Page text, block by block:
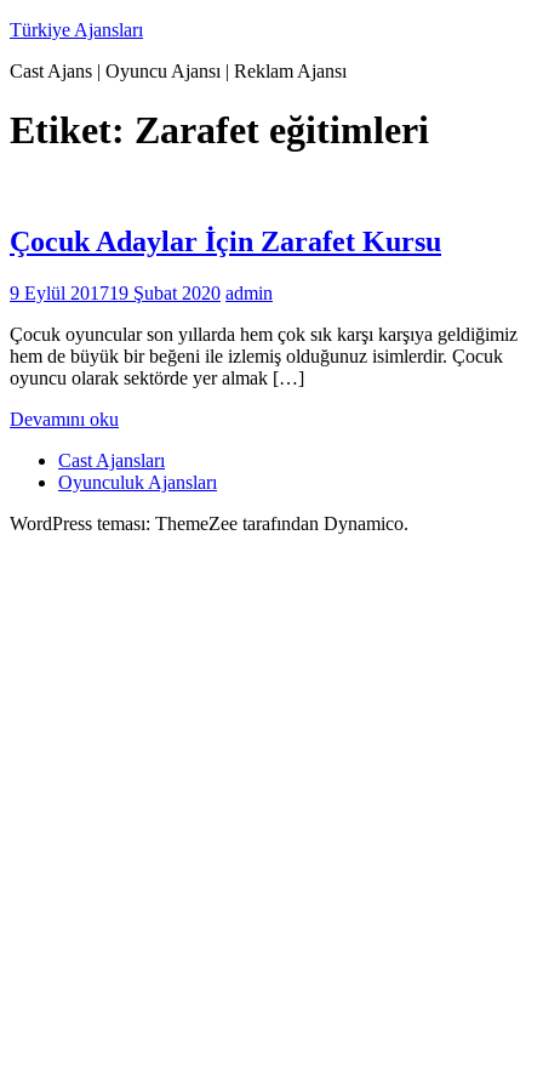
İçeriğe
Türkiye Ajansları
Cast Ajans | Oyuncu Ajansı | Reklam Ajansı
Etiket: Zarafet eğitimleri
Çocuk Adaylar İçin Zarafet Kursu
9 Eylül 201719 Şubat 2020 admin
Çocuk oyuncular son yıllarda hem çok sık karşı karşıya geldiğimiz
hem de büyük bir beğeni ile izlemiş olduğunuz isimlerdir. Çocuk
oyuncu olarak sektörde yer almak […]
Devamını oku
Cast Ajansları
Oyunculuk Ajansları
WordPress teması: ThemeZee tarafından Dynamico.